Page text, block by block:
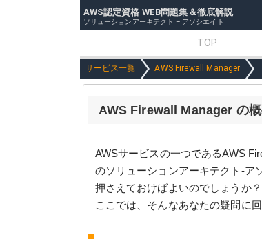
AWS認定資格 WEB問題集＆徹底解説
ソリューションアーキテクト – アソシエイト
TOP
サービス一覧 AWS Firewall Manager
AWS Firewall Manager の
AWSサービスの一つであるAWS
のソリューションアーキテクト-ア
押さえておけばよいのでしょうか？
ここでは、そんなあなたの疑問に